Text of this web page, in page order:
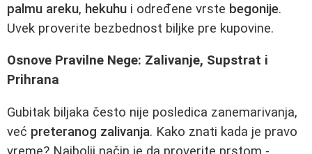
palmu areku, hekuhu i određene vrste begonije.
Uvek proverite bezbednost biljke pre kupovine.
Osnove Pravilne Nege: Zalivanje, Supstrat i
Prihrana
Gubitak biljaka često nije posledica zanemarivanja,
već preteranog zalivanja. Kako znati kada je pravo